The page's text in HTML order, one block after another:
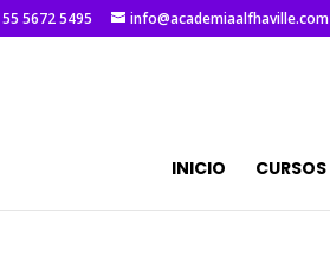
55 5672 5495 info@academiaalfhaville.com
INICIO CURSOS